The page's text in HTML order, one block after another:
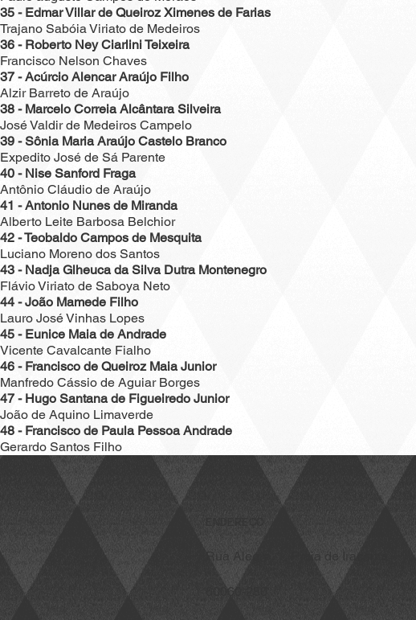
35 - Edmar Villar de Queiroz Ximenes de Farias
Trajano Sabóia Viriato de Medeiros
36 - Roberto Ney Ciarlini Teixeira
Francisco Nelson Chaves
37 - Acúrcio Alencar Araújo Filho
Alzir Barreto de Araújo
38 - Marcelo Correia Alcântara Silveira
José Valdir de Medeiros Campelo
39 - Sônia Maria Araújo Castelo Branco
Expedito José de Sá Parente
40 - Nise Sanford Fraga
Antônio Cláudio de Araújo
41 - Antonio Nunes de Miranda
Alberto Leite Barbosa Belchior
42 - Teobaldo Campos de Mesquita
Luciano Moreno dos Santos
43 - Nadja Glheuca da Silva Dutra Montenegro
Flávio Viriato de Saboya Neto
44 - João Mamede Filho
Lauro José Vinhas Lopes
45 - Eunice Maia de Andrade
Vicente Cavalcante Fialho
46 - Francisco de Queiroz Maia Junior
Manfredo Cássio de Aguiar Borges
47 - Hugo Santana de Figueiredo Junior
João de Aquino Limaverde
48 - Francisco de Paula Pessoa Andrade
Gerardo Santos Filho
Rua Alegre, 1, Praia de Iracema
60060-280